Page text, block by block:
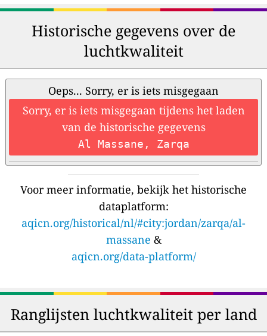
Historische gegevens over de
luchtkwaliteit
Oeps... Sorry, er is iets misgegaan
Sorry, er is iets misgegaan tijdens het laden
van de historische gegevens
Al Massane, Zarqa
Voor meer informatie, bekijk het historische
dataplatform:
aqicn.org/historical/nl/#city:jordan/zarqa/al-
massane &
aqicn.org/data-platform/
Ranglijsten luchtkwaliteit per land